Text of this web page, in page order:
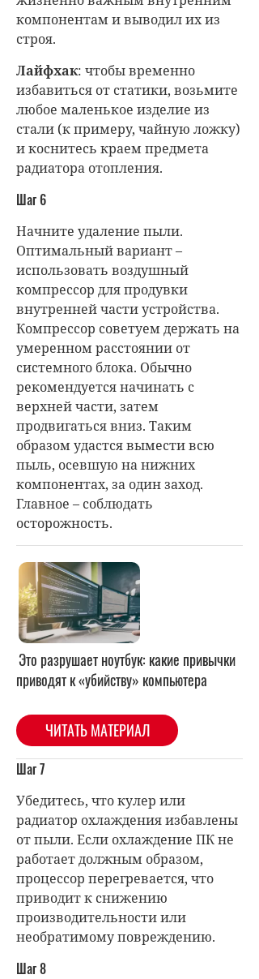
компонентам и выводил их из
строя.
Лайфхак: чтобы временно
избавиться от статики, возьмите
любое маленькое изделие из
стали (к примеру, чайную ложку)
и коснитесь краем предмета
радиатора отопления.
Шаг 6
Начните удаление пыли.
Оптимальный вариант –
использовать воздушный
компрессор для продувки
внутренней части устройства.
Компрессор советуем держать на
умеренном расстоянии от
системного блока. Обычно
рекомендуется начинать с
верхней части, затем
продвигаться вниз. Таким
образом удастся вымести всю
пыль, осевшую на нижних
компонентах, за один заход.
Главное – соблюдать
осторожность.
Это разрушает ноутбук: какие привычки
приводят к «убийству» компьютера
ЧИТАТЬ МАТЕРИАЛ
Шаг 7
Убедитесь, что кулер или
радиатор охлаждения избавлены
от пыли. Если охлаждение ПК не
работает должным образом,
процессор перегревается, что
приводит к снижению
производительности или
необратимому повреждению.
Шаг 8